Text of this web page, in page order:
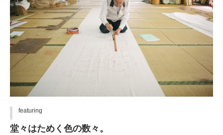
featuring
堂々はためく色の数々。